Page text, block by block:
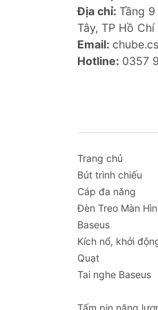
Địa chỉ: Tầng
Tây, TP Hồ Chí
Email:
Hotline: 0357
Trang chủ
Bút trình chiếu
Cáp đa năng
Đèn Treo Màn
Baseus
Kích nổ, khởi
Quạt
Tai nghe Baseus
Tấm pin năng